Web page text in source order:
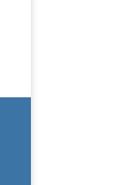
povolání